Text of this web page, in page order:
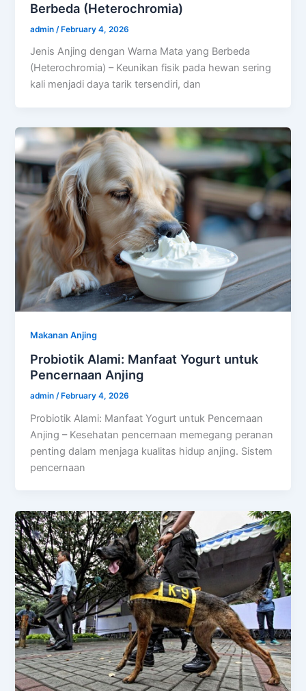
Berbeda (Heterochromia)
admin /February 4, 2026
Jenis Anjing dengan Warna Mata yang Berbeda
(Heterochromia) – Keunikan fisik pada hewan sering
kali menjadi daya tarik tersendiri, dan
Makanan Anjing
Probiotik Alami: Manfaat Yogurt untuk
Pencernaan Anjing
admin /February 4, 2026
Probiotik Alami: Manfaat Yogurt untuk Pencernaan
Anjing – Kesehatan pencernaan memegang peranan
penting dalam menjaga kualitas hidup anjing. Sistem
pencernaan